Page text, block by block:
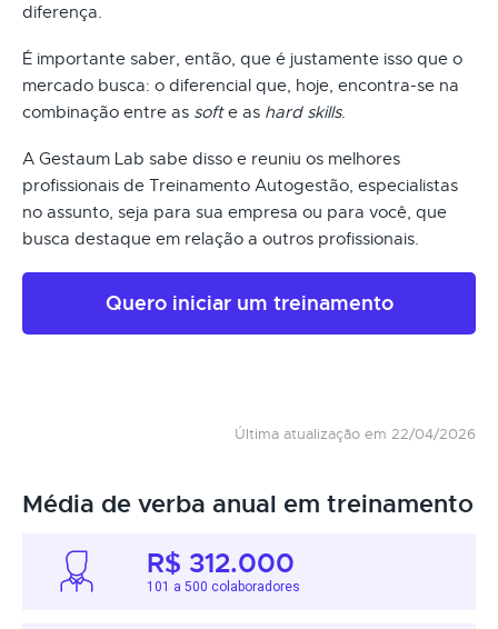
diferença.
É importante saber, então, que é justamente isso que o
mercado busca: o diferencial que, hoje, encontra-se na
combinação entre as softe as hard skills.
A Gestaum Lab sabe disso e reuniu os melhores
profissionais de Treinamento Autogestão, especialistas
no assunto, seja para sua empresa ou para você, que
busca destaque em relação a outros profissionais.
Quero iniciar um treinamento
Última atualização em 22/04/2026
Média de verba anual em treinamento
R$ 312.000
101 a 500 colaboradores